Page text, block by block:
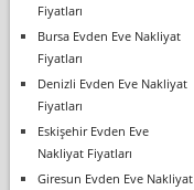
Fiyatları
Bursa Evden Eve Nakliyat
Fiyatları
Denizli Evden Eve Nakliyat
Fiyatları
Eskişehir Evden Eve
Nakliyat Fiyatları
Giresun Evden Eve Nakliyat